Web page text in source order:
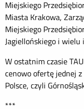
Miejskiego
Miasta Krakowa,
Miejskiego
Jagiellońskiego i
W ostatnim czasie
cenowo ofertę jednej
Polsce, czyli
***